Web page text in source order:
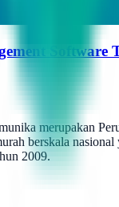
Software
merupakan
berskala nasional
2009.